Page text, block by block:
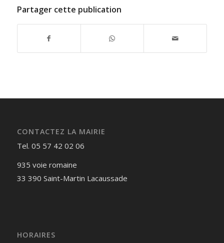
Partager cette publication
CONTACTEZ LA MAIRIE
Tel. 05 57 42 02 06
935 voie romaine
33 390 Saint-Martin Lacaussade
HORAIRES